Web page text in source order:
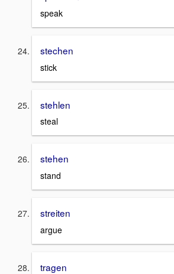
speak
stechen
stick
stehlen
steal
stehen
stand
streiten
argue
tragen